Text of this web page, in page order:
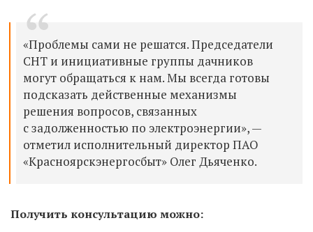
«Проблемы сами не решатся. Председатели
СНТ и инициативные группы дачников
могут обращаться к нам. Мы всегда готовы
подсказать действенные механизмы
решения вопросов, связанных
с задолженностью по электроэнергии», —
отметил исполнительный директор ПАО
«Красноярскэнергосбыт» Олег Дьяченко.
Получить консультацию можно: